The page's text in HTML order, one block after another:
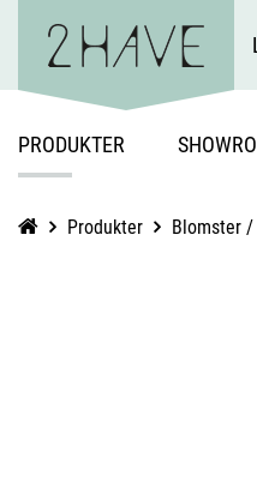
PRODUKTER
Produkter Blomster